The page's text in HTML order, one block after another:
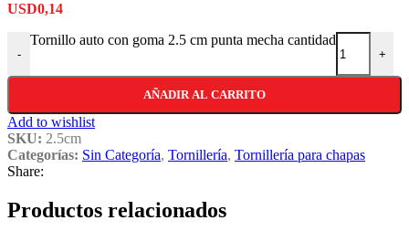
USD0,14
-
Tornillo auto con goma 2.5 cm punta mecha cantidad
+
AÑADIR AL CARRITO
Add to wishlist
SKU: 2.5cm
Categorías: Sin Categoría, Tornillería, Tornillería para chapas
Share:
Productos relacionados